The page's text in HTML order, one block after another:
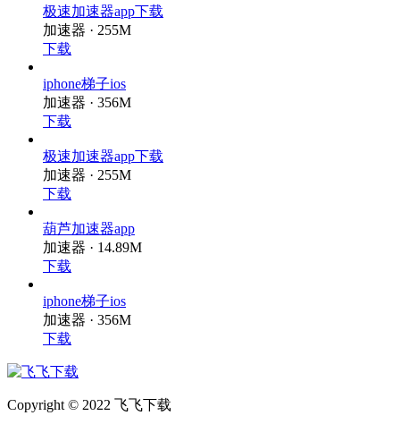
极速加速器app下载
加速器 · 255M
iphone梯子ios
加速器 · 356M
极速加速器app下载
加速器 · 255M
下载
葫芦加速器app
加速器 · 14.89M
下载
iphone梯子ios
加速器 · 356M
下载